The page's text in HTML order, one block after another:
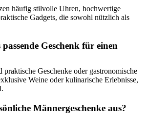
häufig stilvolle Uhren, hochwertige
Gadgets, die sowohl nützlich als
Geschenk für einen
praktische Geschenke oder gastronomische
Weine oder kulinarische Erlebnisse,
Männergeschenke aus?